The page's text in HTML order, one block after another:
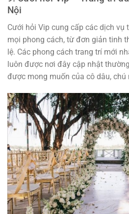
Nội
Cưới hỏi Vip cung cấp các dịch vụ
mọi phong cách, từ đơn giản tinh
lệ. Các phong cách trang trí mới
luôn được nơi đây cập nhật
được mong muốn của cô dâu, chú